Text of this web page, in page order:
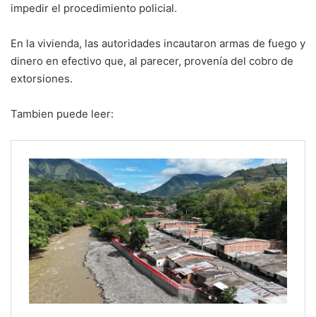
impedir el procedimiento policial.
En la vivienda, las autoridades incautaron armas de fuego y
dinero en efectivo que, al parecer, provenía del cobro de
extorsiones.
Tambien puede leer: